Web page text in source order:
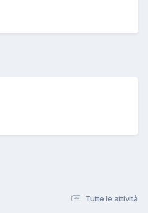
Tutte le attività